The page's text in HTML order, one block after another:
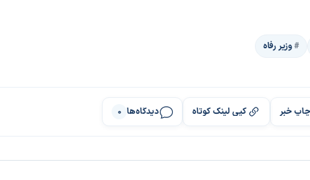
وزیر رفاه
چاپ خبر کپی لینک کوتاه دیدگاه‌ها 0